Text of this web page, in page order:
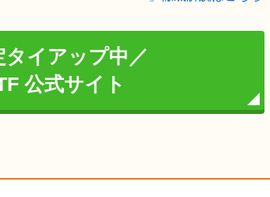
タイアップ中／
公式サイト